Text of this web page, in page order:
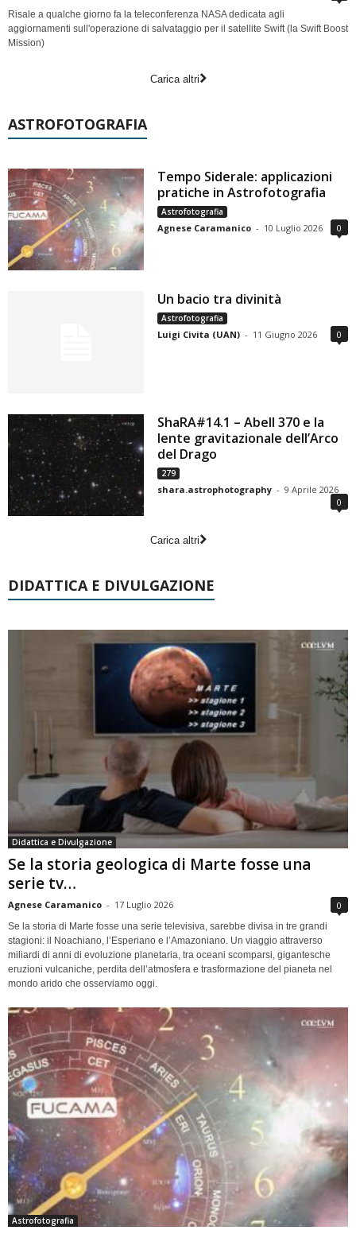
Risale a qualche giorno fa la teleconferenza NASA dedicata agli
aggiornamenti sull'operazione di salvataggio per il satellite Swift (la Swift Boost
Mission)
Carica altri
ASTROFOTOGRAFIA
Tempo Siderale: applicazioni
pratiche in Astrofotografia
Astrofotografia
Agnese Caramanico - 10 Luglio 2026 0
Un bacio tra divinità
Astrofotografia
Luigi Civita (UAN) - 11 Giugno 2026 0
ShaRA#14.1 – Abell 370 e la
lente gravitazionale dell’Arco
del Drago
279
shara.astrophotography - 9 Aprile 2026
0
Carica altri
DIDATTICA E DIVULGAZIONE
Didattica e Divulgazione
Se la storia geologica di Marte fosse una
serie tv…
Agnese Caramanico - 17 Luglio 2026 0
Se la storia di Marte fosse una serie televisiva, sarebbe divisa in tre grandi
stagioni: il Noachiano, l’Esperiano e l’Amazoniano. Un viaggio attraverso
miliardi di anni di evoluzione planetaria, tra oceani scomparsi, gigantesche
eruzioni vulcaniche, perdita dell’atmosfera e trasformazione del pianeta nel
mondo arido che osserviamo oggi.
Astrofotografia